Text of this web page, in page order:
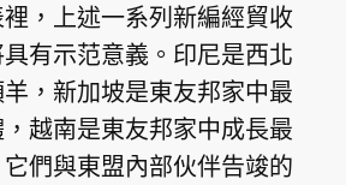
，上述一系列新編經貿收
有示范意義。印尼是西北
，新加坡是東友邦家中最
越南是東友邦家中成長最
們與東盟內部伙伴告竣的